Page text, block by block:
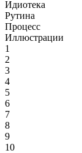
Идиотека
Рутина
Процесс
Иллюстрации
1
2
3
4
5
6
7
8
9
10